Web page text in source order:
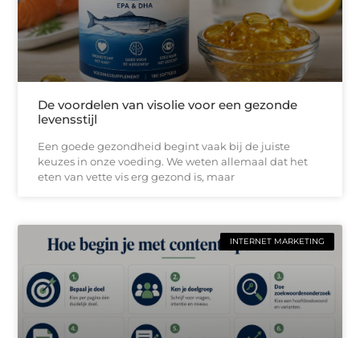
De voordelen van visolie voor een gezonde
levensstijl
Een goede gezondheid begint vaak bij de juiste
keuzes in onze voeding. We weten allemaal dat het
eten van vette vis erg gezond is, maar
INTERNET MARKETING